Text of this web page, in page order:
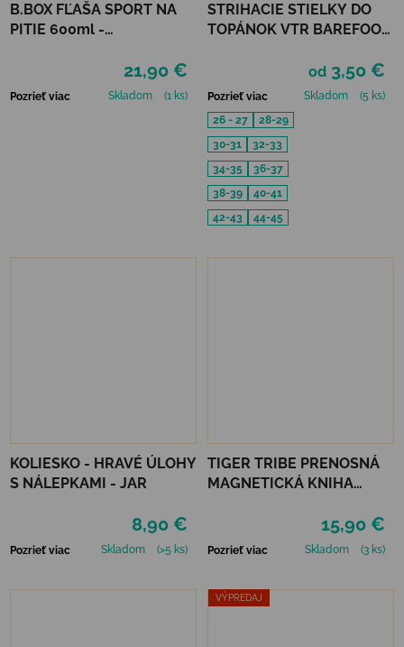
B.BOX FĽAŠA SPORT NA
PITIE 600ml -
21,90 €
Pozrieť viac Skladom (1 ks)
STRIHACIE STIELKY DO
TOPÁNOK VTR BAREFOOT
od 3,50 €
Pozrieť viac Skladom
(5 ks)
26 - 27
28-29
30-31
32-33
34-35
36-37
38-39
40-41
42-43
44-45
KOLIESKO - HRAVÉ ÚLOHY
S NÁLEPKAMI - JAR
8,90 €
Pozrieť viac Skladom (>5 ks)
TIGER TRIBE PRENOSNÁ
MAGNETICKÁ KNIHA
EMERGENCY RESCUE
15,90 €
Pozrieť viac Skladom (3 ks)
VÝPREDAJ